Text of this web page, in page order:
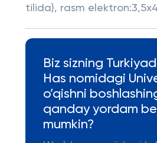
tilida), rasm
Biz sizning
Has nomidagi
o’qishni
qanday yordam
mumkin?